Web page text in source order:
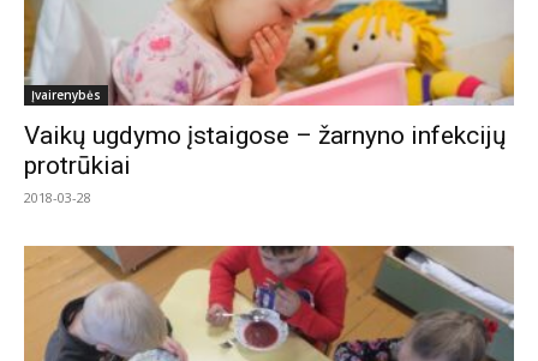
Įvairenybės
Vaikų ugdymo įstaigose – žarnyno infekcijų
protrūkiai
2018-03-28